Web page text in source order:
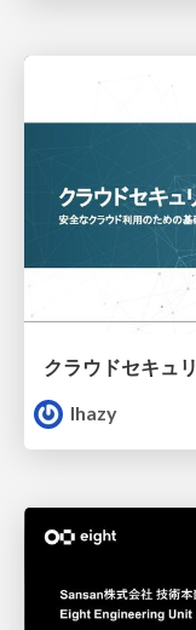
lhazy